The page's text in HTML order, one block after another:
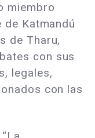
miembro
Katmandú
de Tharu,
con sus
legales,
con las